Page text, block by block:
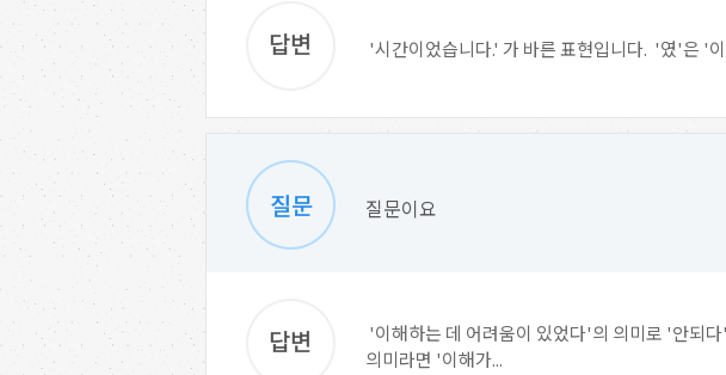
'시간이었습니다.' 가 바른 표현입니다. '였'은 '
질문이요
'이해하는 데 어려움이 있었다'의 의미로 '안되
의미라면 '이해가...